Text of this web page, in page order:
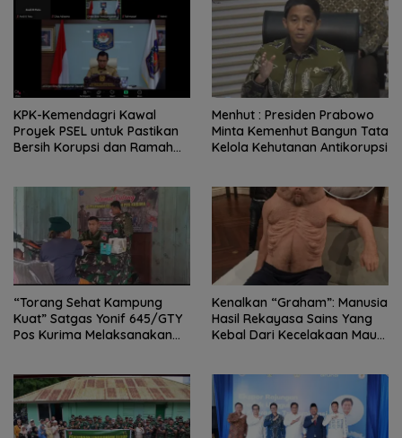
KPK-Kemendagri Kawal
Proyek PSEL untuk Pastikan
Bersih Korupsi dan Ramah
Menhut : Presiden Prabowo
Minta Kemenhut Bangun Tata
Kelola Kehutanan Antikorupsi
“Torang Sehat Kampung
Kuat” Satgas Yonif 645/GTY
Pos Kurima Melaksanakan
Kenalkan “Graham”: Manusia
Hasil Rekayasa Sains Yang
Kebal Dari Kecelakaan Maut